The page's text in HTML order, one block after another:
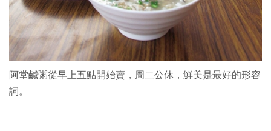
阿堂鹹粥從早上五點開始賣，周二公休，鮮美是最好的形容
詞。